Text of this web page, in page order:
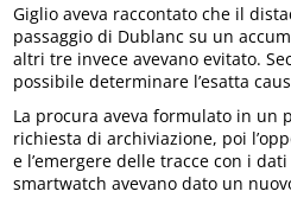
Giglio aveva raccontato che il
passaggio di Dublanc su un
altri tre invece avevano evitato.
possibile determinare l’esatta
La procura aveva formulato in un
richiesta di archiviazione, poi
e l’emergere delle tracce con i
smartwatch avevano dato un